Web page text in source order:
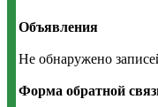
Объявления
Не обнаружено
Форма обратной